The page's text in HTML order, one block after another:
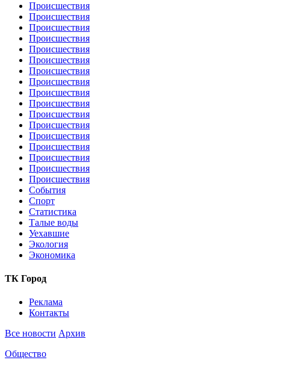
Происшествия
Происшествия
Происшествия
Происшествия
Происшествия
Происшествия
Происшествия
Происшествия
Происшествия
Происшествия
Происшествия
Происшествия
Происшествия
Происшествия
Происшествия
Происшествия
Происшествия
События
Спорт
Статистика
Талые воды
Уехавшие
Экология
Экономика
ТК Город
Реклама
Контакты
Все новости Архив
Общество